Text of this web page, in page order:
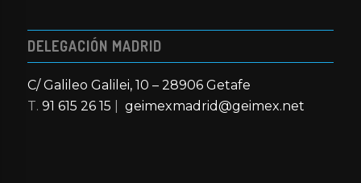
DELEGACIÓN MADRID
C/ Galileo Galilei, 10 – 28906 Getafe
T. 91 615 26 15 geimexmadrid@geimex.net